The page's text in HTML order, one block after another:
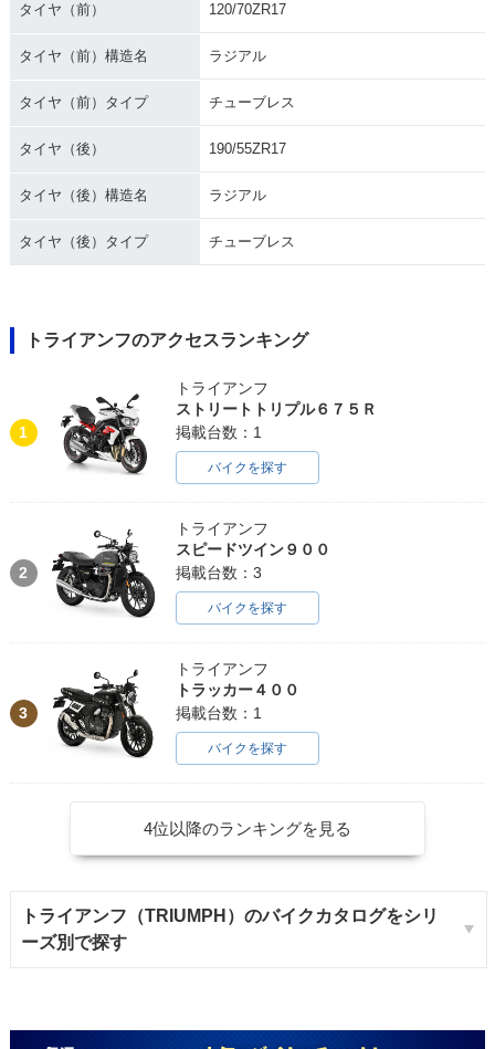
タイヤ（前） 120/70ZR17
タイヤ（前）構造名 ラジアル
タイヤ（前）タイプ チューブレス
タイヤ（後） 190/55ZR17
タイヤ（後）構造名 ラジアル
タイヤ（後）タイプ チューブレス
トライアンフのアクセスランキング
1
トライアンフ
ストリートトリプル６７５Ｒ
掲載台数：1
バイクを探す
2
トライアンフ
スピードツイン９００
掲載台数：3
バイクを探す
3
トライアンフ
トラッカー４００
掲載台数：1
バイクを探す
4位以降のランキングを見る
トライアンフ（TRIUMPH）のバイクカタログをシリ
ーズ別で探す